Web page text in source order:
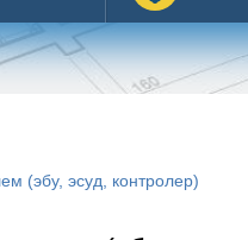
(эбу, эсуд, контролер)